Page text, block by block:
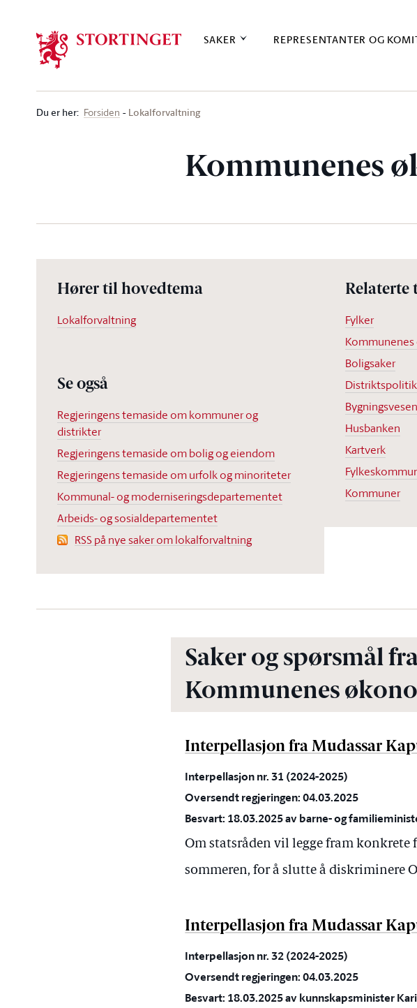
SAKER REPRESENTANTER OG
Du er her: Forsiden Lokalforvaltning
Kommunenes
Hører til hovedtema
Lokalforvaltning
Se også
Regjeringens temaside om kommuner og
distrikter
Regjeringens temaside om bolig og eiendom
Regjeringens temaside om urfolk og minoriteter
Kommunal- og moderniseringsdepartementet
Arbeids- og sosialdepartementet
RSS på nye saker om lokalforvaltning
Relaterte
Fylker
Boligsaker
Bygningsvesen
Husbanken
Kartverk
Kommuner
Saker og spørsmål
Kommunenes
Interpellasjon fra Mudassar
Interpellasjon nr. 31 (2024-2025)
Oversendt regjeringen: 04.03.2025
Besvart: 18.03.2025 av barne- og
Om statsråden vil legge fram
sommeren, for å slutte å diskriminere
Interpellasjon fra Mudassar
Interpellasjon nr. 32 (2024-2025)
Oversendt regjeringen: 04.03.2025
Besvart: 18.03.2025 av kunnskapsminister